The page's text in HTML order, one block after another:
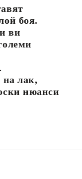
боя.
ви
на лак,
нюанси